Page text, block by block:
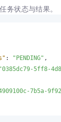
务状态与结果。
: "PENDING" ,
"0385dc79-5ff8-
7b5a-